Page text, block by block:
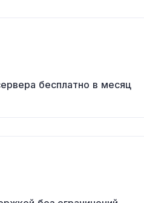
бесплатно в месяц